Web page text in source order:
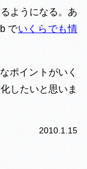
ようになる。あ
でいくらでも情
ポイントがいく
したいと思いま
2010.1.15